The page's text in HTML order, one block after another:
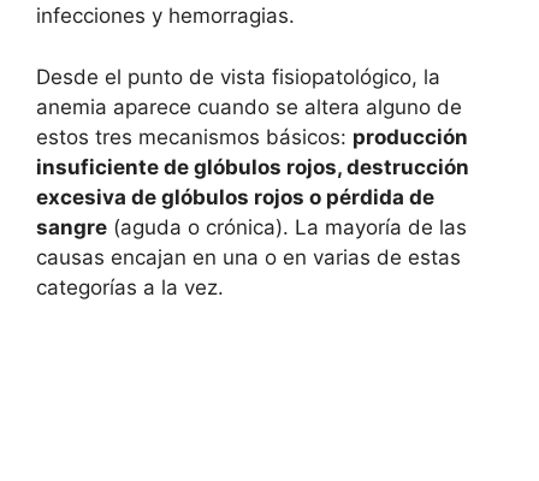
infecciones y hemorragias.
Desde el punto de vista fisiopatológico, la
anemia aparece cuando se altera alguno de
estos tres mecanismos básicos: producción
insuficiente de glóbulos rojos, destrucción
excesiva de glóbulos rojos o pérdida de
sangre (aguda o crónica). La mayoría de las
causas encajan en una o en varias de estas
categorías a la vez.